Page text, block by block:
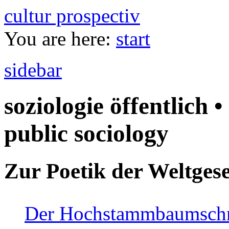
cultur prospectiv
You are here: start
sidebar
soziologie öffentlich
public sociology
Zur Poetik der
Der